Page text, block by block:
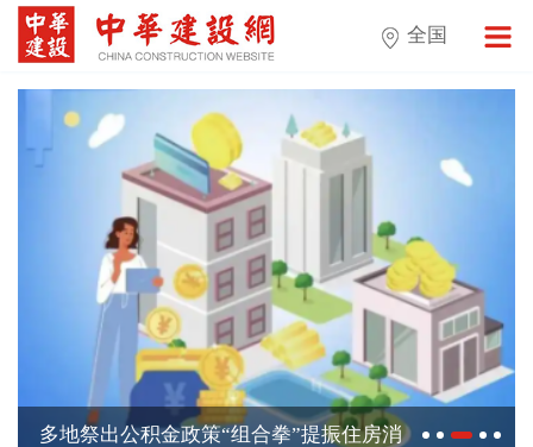
全国
多地祭出公积金政策“组合拳”提振住房消